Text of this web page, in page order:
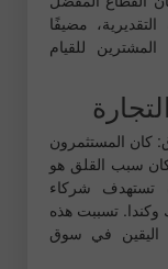
مضيفًا
للقيام
كان المستثمرون
كان سبب القلق هو
تستهدف شركاء
وكندا. تسببت هذه
في سوق